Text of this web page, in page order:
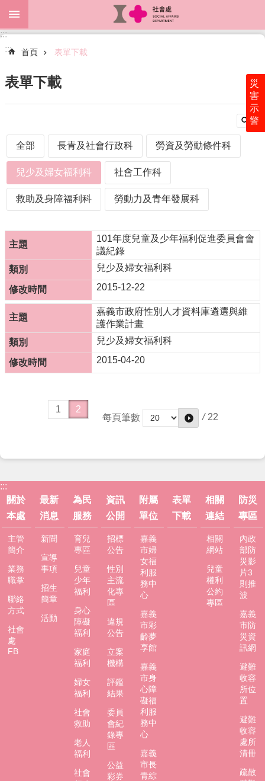
跳到主要內容區塊
進
階
於
本
處
最
新
消
為
民
服
務
資
訊
開
附
規
表
單
下
載
防
災
專
區
網
導
覽
災
害
示
警
:::
:::
首頁 表單下載
表單下載
全部 長青及社會行政科 勞資及勞動條件科
兒少及婦女福利科 社會工作科
救助及身障福利科 勞動力及青年發展科
101年度兒童及少年福利促進委員會會
議紀錄
兒少及婦女福利科
2015-12-22
嘉義市政府性別人才資料庫遴選與維
護作業計畫
兒少及婦女福利科
2015-04-20
1
2
每頁筆數
/ 22
:::
關於
本處
主管
簡介
業務
職掌
聯絡
方式
社會
處
FB
最新
消息
新聞
宣導
事項
招生
簡章
活動
為民
服務
育兒
專區
兒童
少年
福利
身心
障礙
福利
家庭
福利
婦女
福利
社會
救助
老人
福利
社會
資訊
公開
招標
公告
性別
主流
化專
區
違規
公告
立案
機構
評鑑
結果
委員
會紀
錄專
區
公益
彩券
附屬
單位
嘉義
市婦
女福
利服
務中
心
嘉義
市彩
齡夢
享館
嘉義
市身
心障
礙福
利服
務中
心
嘉義
市長
青綜
表單
下載
相關
連結
相關
網站
兒童
權利
公約
專區
防災
專區
內政
部防
災影
片3
則推
波
嘉義
市防
災資
訊網
避難
收容
所位
置
避難
收容
處所
清冊
疏散